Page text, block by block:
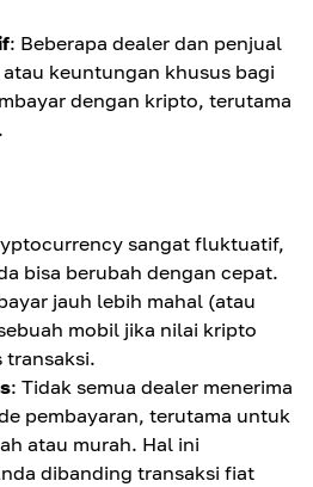
: Beberapa dealer dan penjual
keuntungan khusus bagi
dengan kripto, terutama
sangat fluktuatif,
bisa berubah dengan cepat.
jauh lebih mahal (atau
mobil jika nilai kripto
transaksi.
: Tidak semua dealer menerima
pembayaran, terutama untuk
atau murah. Hal ini
dibanding transaksi fiat